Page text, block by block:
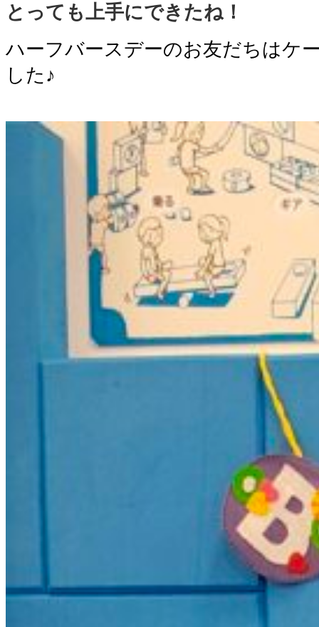
とっても上手にできたね！
ハーフバースデーのお友だちはケ
した♪